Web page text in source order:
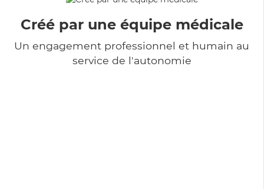
Créé par une équipe médicale
Un engagement professionnel et humain au
service de l'autonomie